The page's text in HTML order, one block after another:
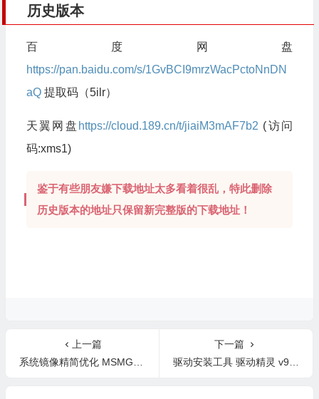
历史版本
百度网盘
https://pan.baidu.com/s/1GvBCI9mrzWacPctoNnDN
aQ提取码（5ilr）
天翼网盘 https://cloud.189.cn/t/jiaiM3mAF7b2 (访问
码:xms1)
鉴于有些朋友嫌下载地址太多看着很乱，特此删除
历史版本的地址只保留新完整版的下载地址！
上一篇
系统镜像精简优化 MSMG ToolKit 12.5 中文版/英文版
下一篇
驱动安装工具 驱动精灵 v9.70 去广告最终绿色版/单文件版